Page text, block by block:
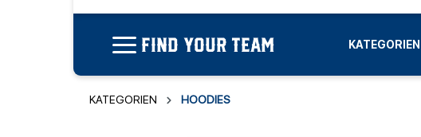
FIND YOUR TEAM KATEGORIEN
KATEGORIEN HOODIES